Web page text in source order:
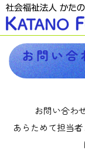
ホーム>お問い合わせ
お問い合
お問い合わ
あらためて担当